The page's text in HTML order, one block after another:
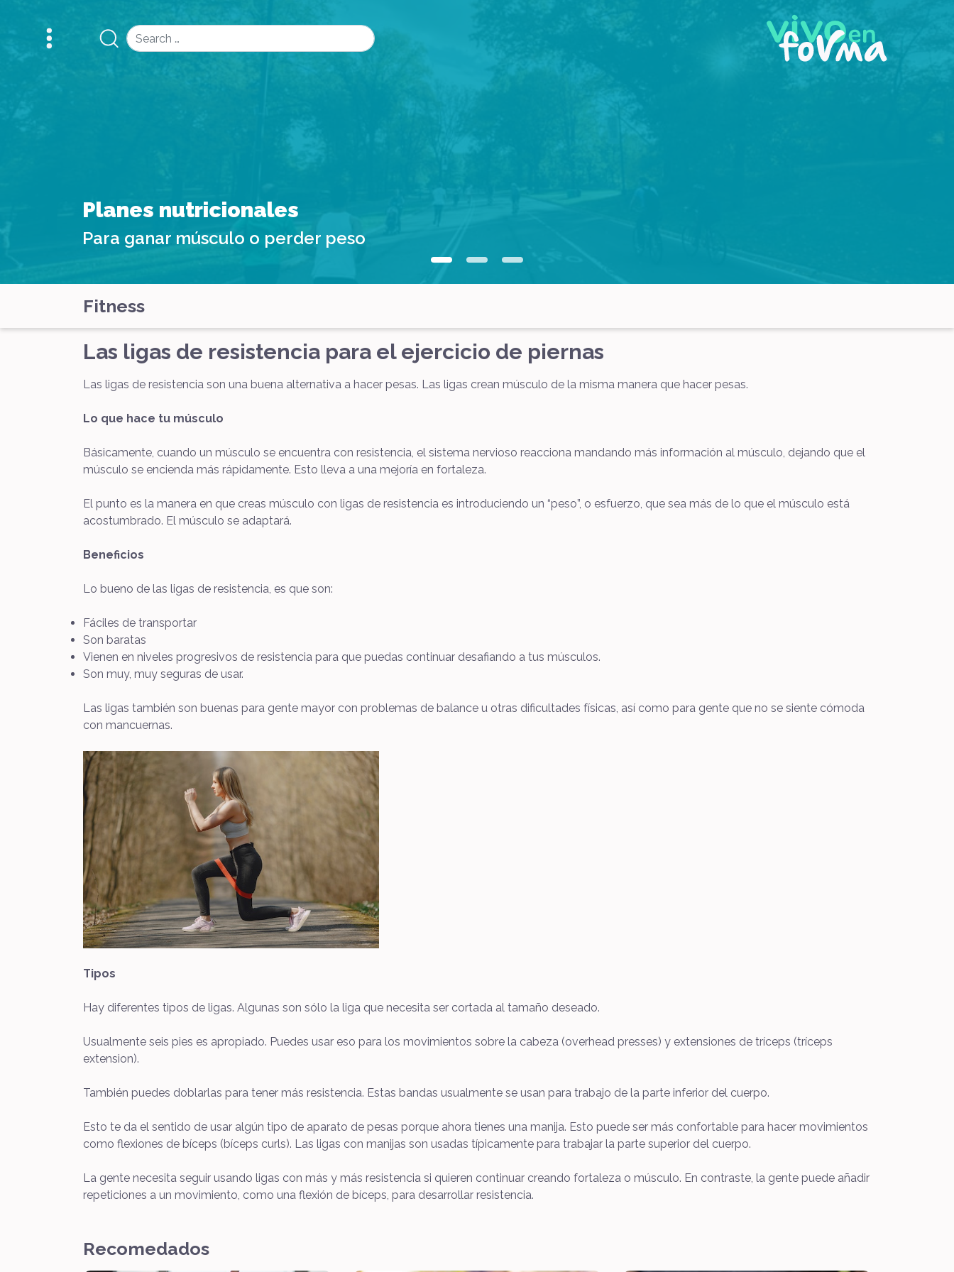
Search
Planes nutricionales
Para ganar músculo o perder peso
Fitness
Las ligas de resistencia para el ejercicio de piernas
Las ligas de resistencia son una buena alternativa a hacer pesas. Las ligas crean músculo de la misma manera que hacer pesas.
Lo que hace tu músculo
Básicamente, cuando un músculo se encuentra con resistencia, el sistema nervioso reacciona mandando más información al músculo, dejando que el
músculo se encienda más rápidamente. Esto lleva a una mejoría en fortaleza.
El punto es la manera en que creas músculo con ligas de resistencia es introduciendo un “peso”, o esfuerzo, que sea más de lo que el músculo está
acostumbrado. El músculo se adaptará.
Beneficios
Lo bueno de las ligas de resistencia, es que son:
Fáciles de transportar
Son baratas
Vienen en niveles progresivos de resistencia para que puedas continuar desafiando a tus músculos.
Son muy, muy seguras de usar.
Las ligas también son buenas para gente mayor con problemas de balance u otras dificultades físicas, así como para gente que no se siente cómoda
con mancuernas.
Tipos
Hay diferentes tipos de ligas. Algunas son sólo la liga que necesita ser cortada al tamaño deseado.
Usualmente seis pies es apropiado. Puedes usar eso para los movimientos sobre la cabeza (overhead presses) y extensiones de tríceps (tríceps
extension).
También puedes doblarlas para tener más resistencia. Estas bandas usualmente se usan para trabajo de la parte inferior del cuerpo.
Esto te da el sentido de usar algún tipo de aparato de pesas porque ahora tienes una manija. Esto puede ser más confortable para hacer movimientos
como flexiones de bíceps (bíceps curls). Las ligas con manijas son usadas típicamente para trabajar la parte superior del cuerpo.
La gente necesita seguir usando ligas con más y más resistencia si quieren continuar creando fortaleza o músculo. En contraste, la gente puede añadir
repeticiones a un movimiento, como una flexión de bíceps, para desarrollar resistencia.
Recomedados